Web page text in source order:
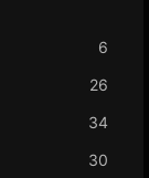
6
26
34
30